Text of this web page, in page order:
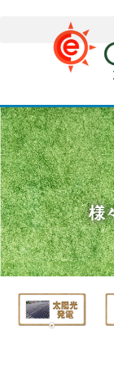
様